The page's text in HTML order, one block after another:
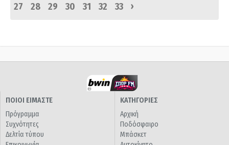
27
28 29 30 31 32 33 ›
ΠΟΙΟΙ ΕΙΜΑΣΤΕ
Πρόγραμμα
Συχνότητες
Δελτία τύπου
ΚΑΤΗΓΟΡΙΕΣ
Αρχική
Ποδόσφαιρο
Μπάσκετ